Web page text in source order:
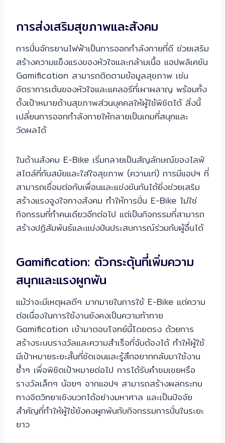
การส่งเสริมสุขภาพและสังคม
การปั่นจักรยานไฟฟ้าเป็นการออกกำลังกายที่ดี ช่วยเสริม
สร้างความแข็งแรงของหัวใจและกล้ามเนื้อ แอปพลิเคชัน
Gamification สามารถติดตามข้อมูลสุขภาพ เช่น
อัตราการเต้นของหัวใจและแคลอรีที่เผาผลาญ พร้อมทั้ง
ตั้งเป้าหมายด้านสุขภาพส่วนบุคคลให้ผู้ใช้พิชิตได้ สิ่งนี้
เปลี่ยนการออกกำลังกายให้กลายเป็นเกมที่สนุกและ
วัดผลได้
ในด้านสังคม E-Bike เริ่มกลายเป็นสัญลักษณ์ของไลฟ์
สไตล์ที่ทันสมัยและใส่ใจสุขภาพ (ความเท่) การมีแอปฯ ที่
สามารถเชื่อมต่อกับเพื่อนและแข่งขันกันได้ยิ่งช่วยเสริม
สร้างแรงจูงใจทางสังคม ทำให้การปั่น E-Bike ไม่ใช่
กิจกรรมที่ทำคนเดียวอีกต่อไป แต่เป็นกิจกรรมที่สามารถ
สร้างปฏิสัมพันธ์และแบ่งปันประสบการณ์ร่วมกับผู้อื่นได้
Gamification: ตัวกระตุ้นที่เพิ่มความ
สนุกและแรงผูกพัน
แม้ว่าจะมีเหตุผลดีๆ มากมายในการใช้ E-Bike แต่ความ
ต่อเนื่องในการใช้งานยังคงเป็นความท้าทาย
Gamification เข้ามาตอบโจทย์นี้โดยตรง ด้วยการ
สร้างระบบรางวัลและความสำเร็จที่จับต้องได้ ทำให้ผู้ใช้
มีเป้าหมายระยะสั้นที่ชัดเจนและรู้สึกอยากกลับมาใช้งาน
ซ้ำๆ เพื่อพิชิตเป้าหมายต่อไป การได้รับคำชมเชยหรือ
รางวัลเล็กๆ น้อยๆ จากแอปฯ สามารถสร้างผลกระทบ
ทางจิตวิทยาเชิงบวกได้อย่างมหาศาล และเป็นปัจจัย
สำคัญที่ทำให้ผู้ใช้ยังคงผูกพันกับกิจกรรมการปั่นในระยะ
ยาว